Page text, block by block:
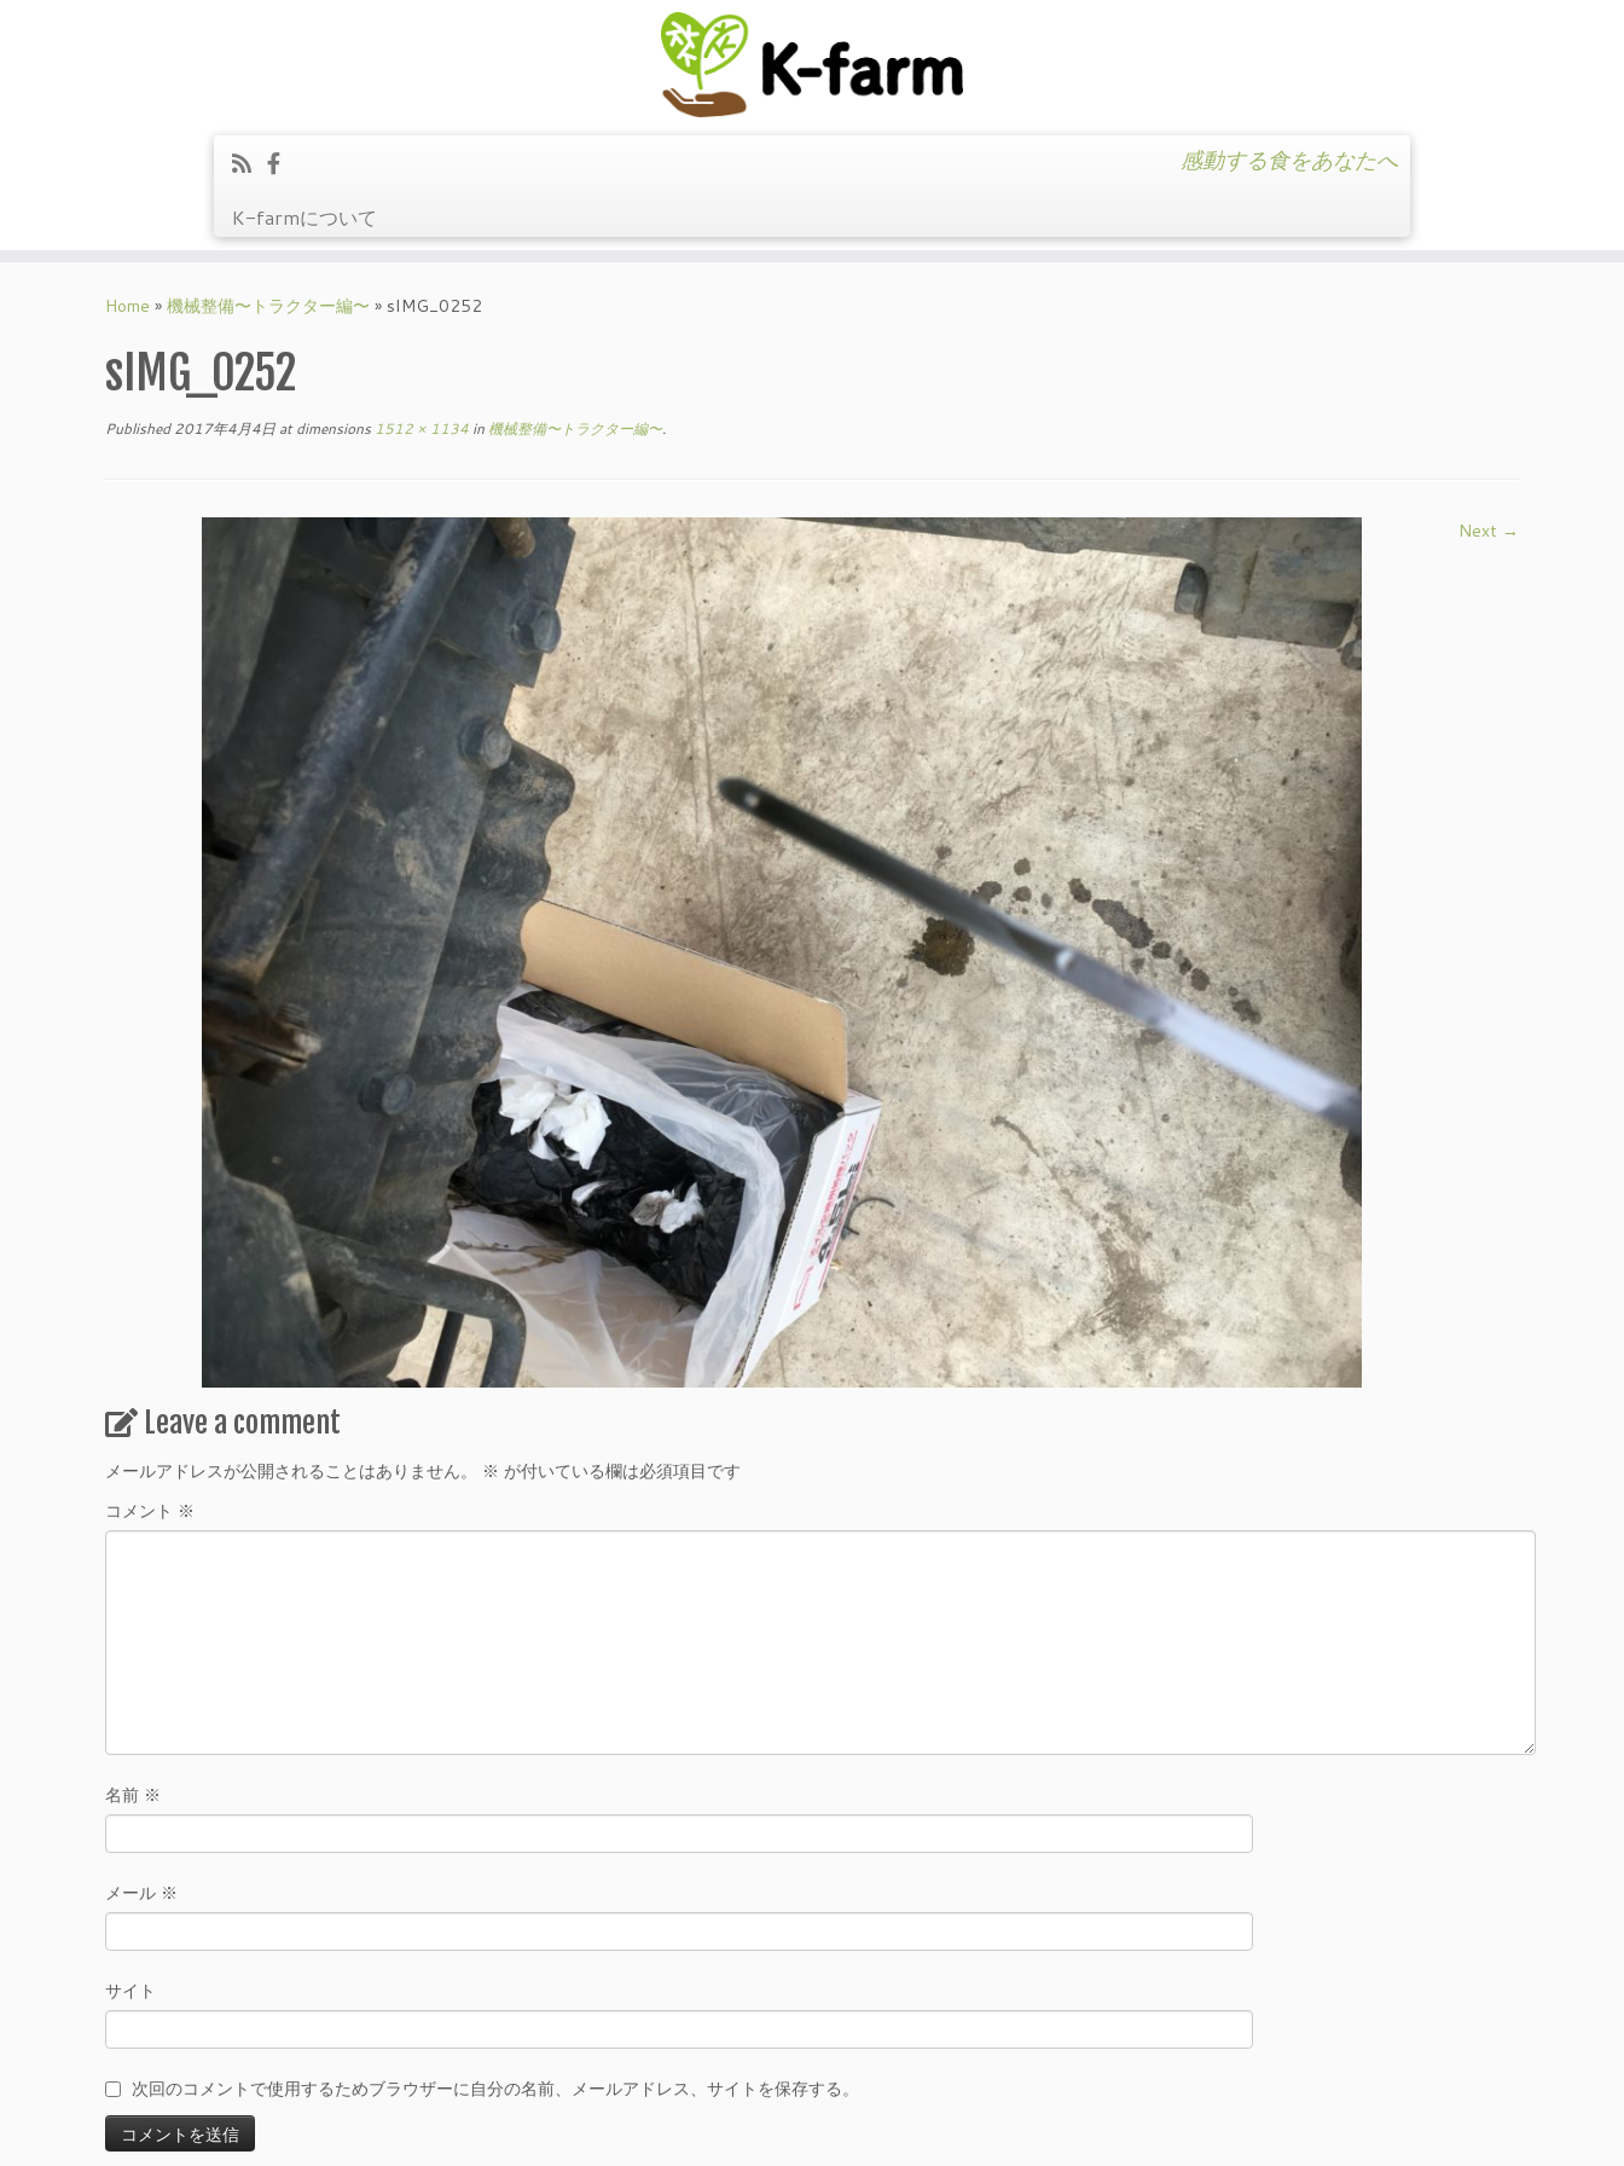
感動する食をあなたへ
K-farmについて
Home » 機械整備〜トラクター編〜 » sIMG_0252
sIMG_0252
Published 2017年4月4日 at dimensions 1512 × 1134 in機械整備〜トラクター編〜.
Next →
Leave a comment
メールアドレスが公開されることはありません。 ※ が付いている欄は必須項目です
コメント ※
名前 ※
メール ※
サイト
次回のコメントで使用するためブラウザーに自分の名前、メールアドレス、サイトを保存する。